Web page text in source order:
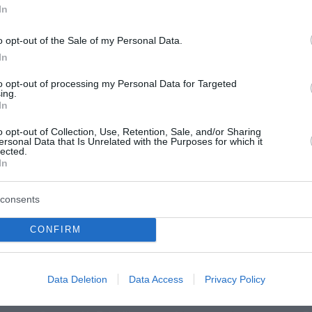
opt-out of the Sale of my Personal Data.
opt-out of processing my Personal Data for Targeted
opt-out of Collection, Use, Retention, Sale, and/or Sharing
Data that Is Unrelated with the Purposes for which it
CONFIRM
Data Deletion Data Access Privacy Policy
οικονομικά και φιλοσοφία στο Γέιλ πριν εργαστεί
κεφαλαίων. Θεωρείται ανερχόμενο αστέρι
λίστα του Forbes «30 κάτω από 30» και στη λίστα
επιχειρήσεων και ειδικών έργων στη Neuralink,
τη δημιουργία διεπαφών ανθρώπου-μηχανής.